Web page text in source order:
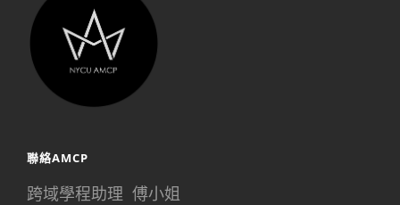
聯絡AMCP
跨域學程助理 傅小姐